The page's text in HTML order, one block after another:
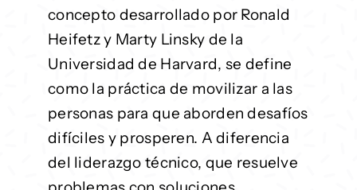
concepto desarrollado por Ronald
Heifetz y Marty Linsky de la
Universidad de Harvard, se define
como la práctica de movilizar a las
personas para que aborden desafíos
difíciles y prosperen. A diferencia
del liderazgo técnico, que resuelve